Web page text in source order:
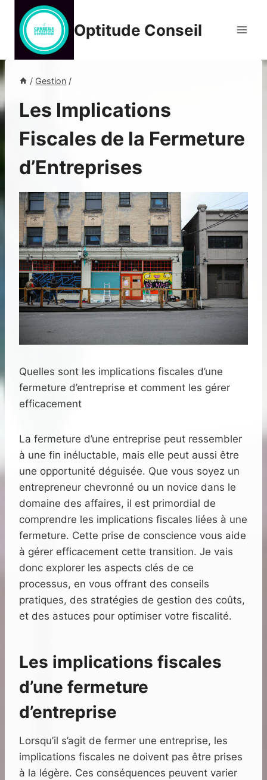
contenu
Optitude Conseil
/ Gestion /
Les Implications
Fiscales de la Fermeture
d’Entreprises
Quelles sont les implications fiscales d’une
fermeture d’entreprise et comment les gérer
efficacement
La fermeture d’une entreprise peut ressembler
à une fin inéluctable, mais elle peut aussi être
une opportunité déguisée. Que vous soyez un
entrepreneur chevronné ou un novice dans le
domaine des affaires, il est primordial de
comprendre les implications fiscales liées à une
fermeture. Cette prise de conscience vous aide
à gérer efficacement cette transition. Je vais
donc explorer les aspects clés de ce
processus, en vous offrant des conseils
pratiques, des stratégies de gestion des coûts,
et des astuces pour optimiser votre fiscalité.
Les implications fiscales
d’une fermeture
d’entreprise
Lorsqu’il s’agit de fermer une entreprise, les
implications fiscales ne doivent pas être prises
à la légère. Ces conséquences peuvent varier